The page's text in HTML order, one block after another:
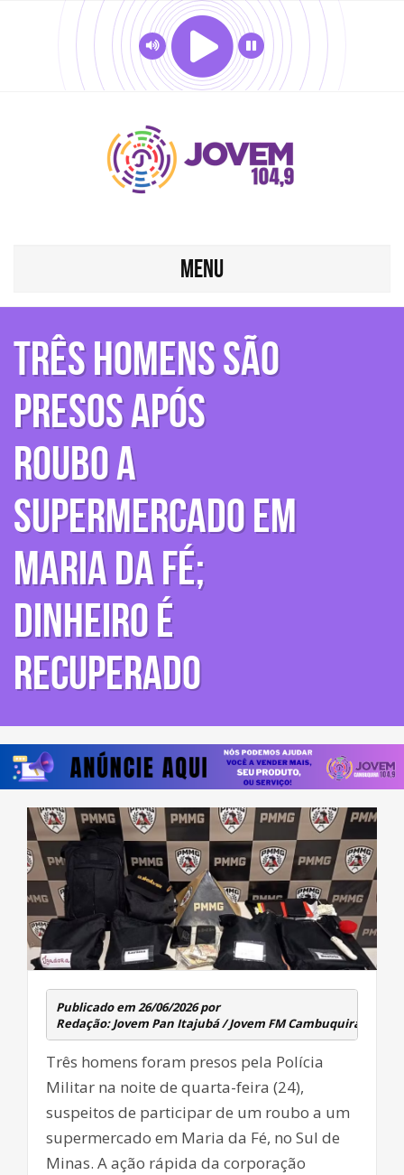
MENU
Três homens são
presos após
roubo a
supermercado em
Maria da Fé;
dinheiro é
recuperado
Publicado em 26/06/2026 por
Redação: Jovem Pan Itajubá / Jovem FM Cambuquira
Três homens foram presos pela Polícia
Militar na noite de quarta-feira (24),
suspeitos de participar de um roubo a um
supermercado em Maria da Fé, no Sul de
Minas. A ação rápida da corporação